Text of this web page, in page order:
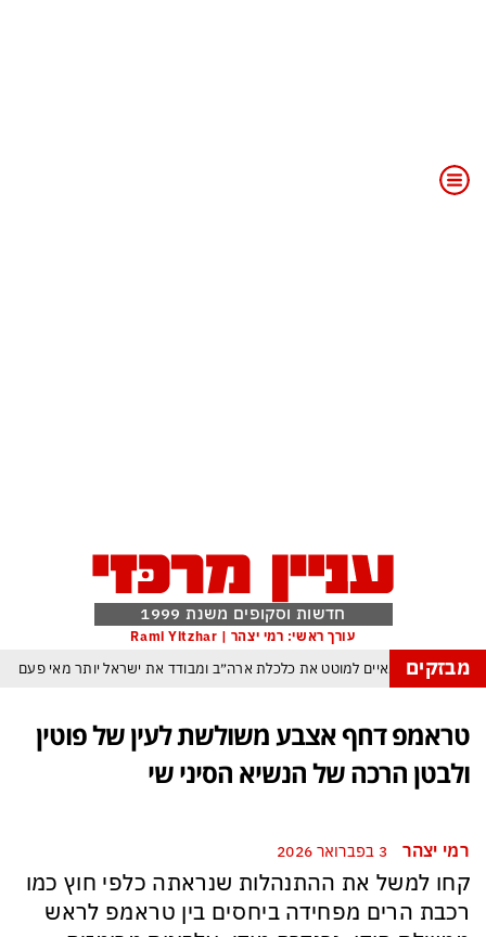
חדשות וסקופים משנת 1999
עורך ראשי: רמי יצהר | Rami Yitzhar
מבזקים
של טראמפ המאיים למוטט את כלכלת ארה״ב ומבודד את ישראל יותר מאי פעם
חסר החשיבות מדגישה את התגברות החוליגניזם הפראי בכדורגל הישראלי
הכסף הערבי עלול לנצח ולסכן את הכדורגל האירופי וכמובן גם את הישראלי
פריצת הענק בליכטנשטיין עלולה להפוך לסיוט של אלפי בעלי הון ברחבי העולם
והבא ביותר להגשמה עצמית בדיוק בזמן די שנדמה שזו – אין סיכוי י להצליח
טראמפ דחף אצבע משולשת לעין של פוטין
ולבטן הרכה של הנשיא הסיני שי
רמי יצהר
קחו למשל את ההתנהלות שנראתה כלפי חוץ כמו
רכבת הרים מפחידה ביחסים בין טראמפ לראש